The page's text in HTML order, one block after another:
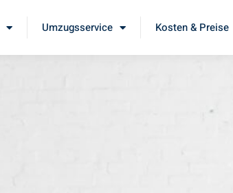
Umzugsservice Kosten & Preise